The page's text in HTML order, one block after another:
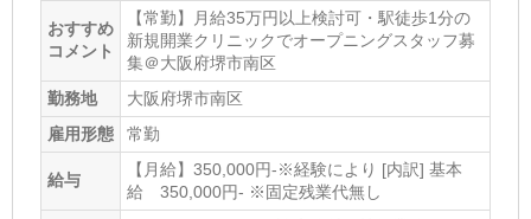
おすすめ
コメント
【常勤】月給35万円以上検討可・駅徒歩1分の
新規開業クリニックでオープニングスタッフ募
集＠大阪府堺市南区
勤務地
大阪府堺市南区
雇用形態
常勤
給与
【⽉給】350,000円-※経験により [内訳] 基本
給 350,000円- ※固定残業代無し